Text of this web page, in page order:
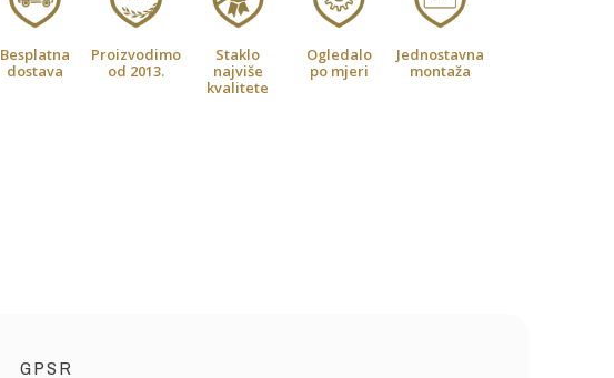
Besplatna
dostava
Proizvodimo
od 2013.
Staklo
najviše
kvalitete
Ogledalo
po mjeri
Jednostavna
montaža
GPSR